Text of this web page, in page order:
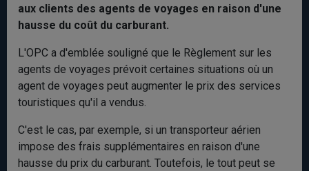
aux clients des agents de voyages en raison d'une
hausse du coût du carburant.
L'OPC a d'emblée souligné que le Règlement sur les
agents de voyages prévoit certaines situations où un
agent de voyages peut augmenter le prix des services
touristiques qu'il a vendus.
C'est le cas, par exemple, si un transporteur aérien
impose des frais supplémentaires en raison d'une
hausse du prix du carburant. Toutefois, le tout peut se